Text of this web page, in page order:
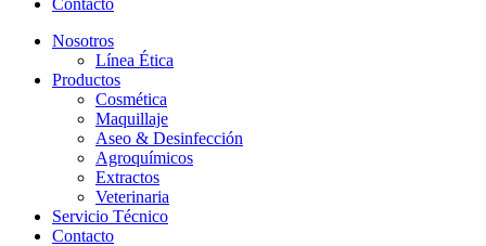
Contacto
Nosotros
Línea Ética
Productos
Cosmética
Maquillaje
Aseo & Desinfección
Agroquímicos
Extractos
Veterinaria
Servicio Técnico
Contacto